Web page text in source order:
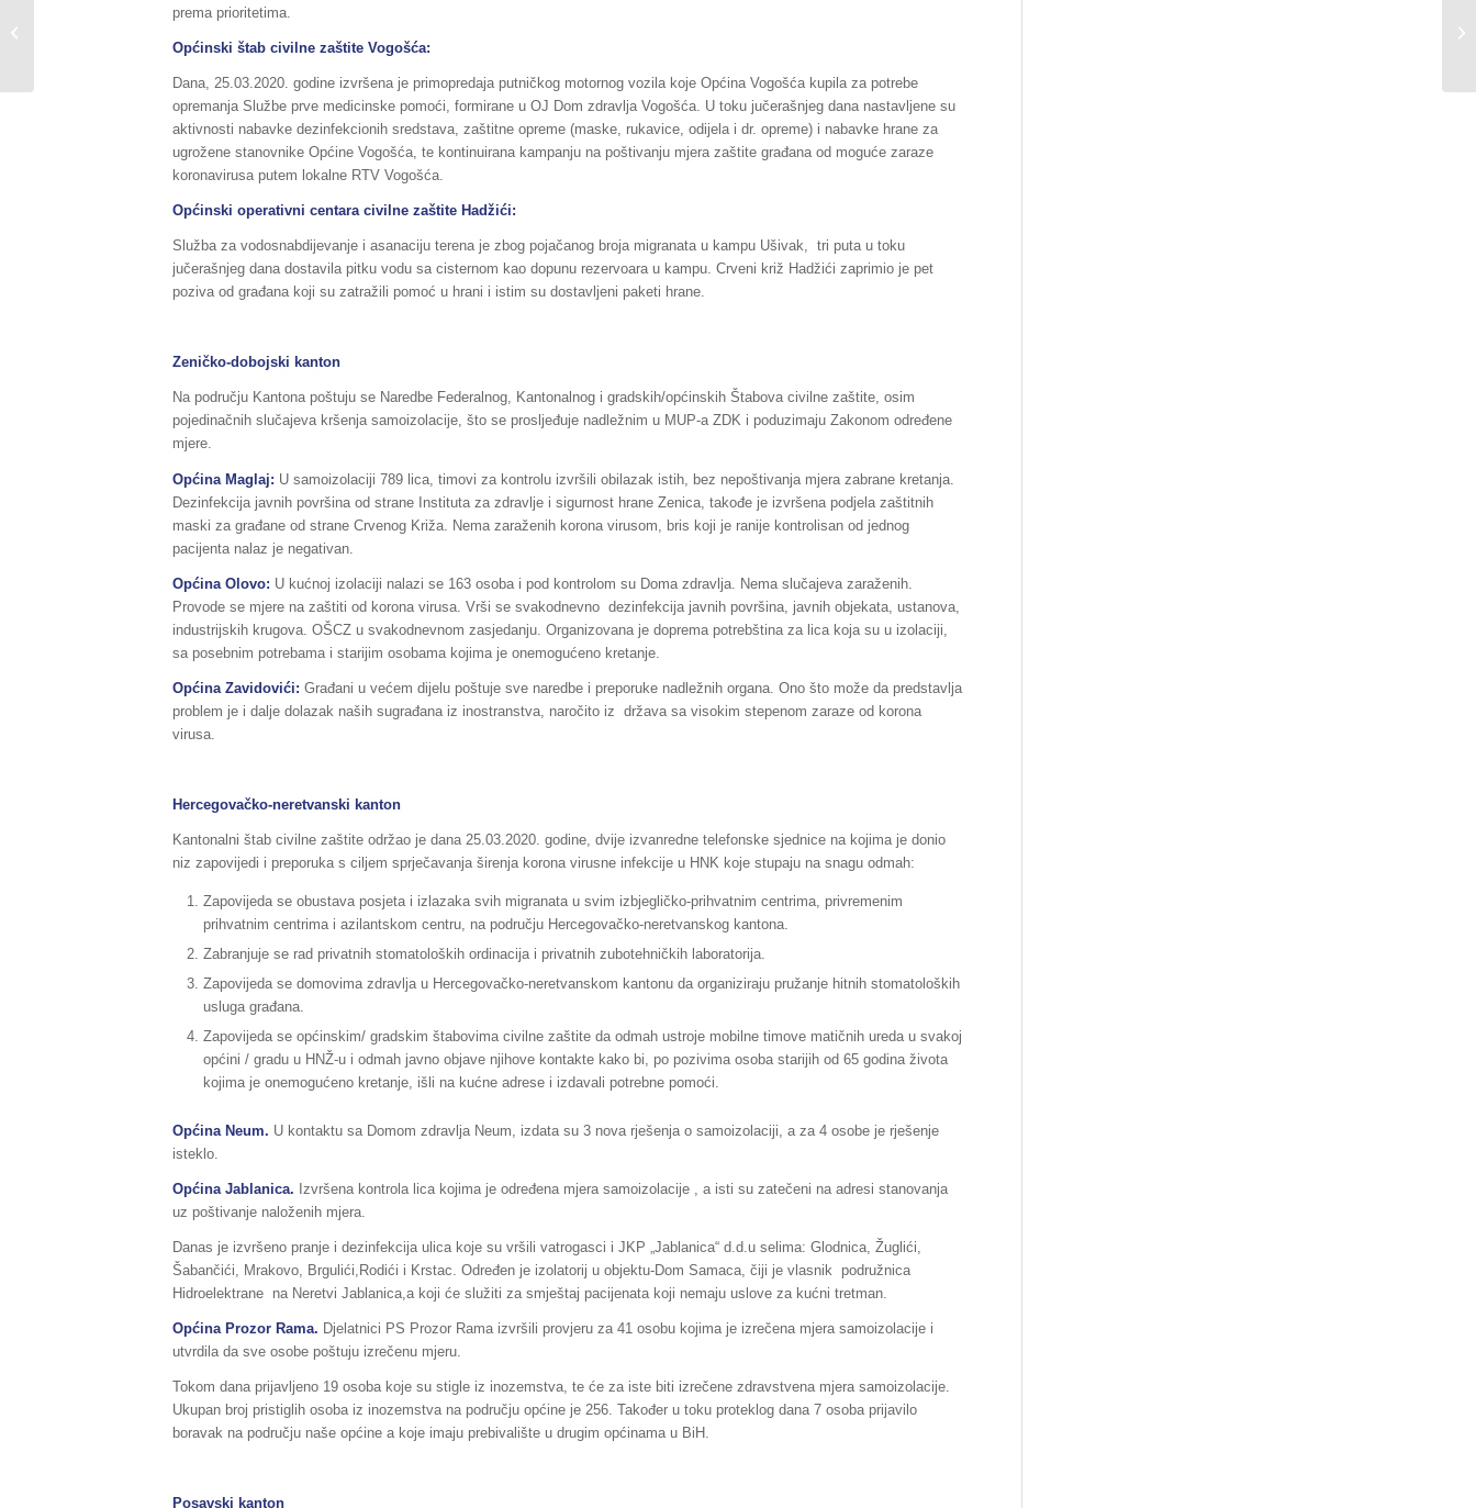
prema prioritetima.
Općinski štab civilne zaštite Vogošća:
Dana, 25.03.2020. godine izvršena je primopredaja putničkog motornog vozila koje Općina Vogošća kupila za potrebe
opremanja Službe prve medicinske pomoći, formirane u OJ Dom zdravlja Vogošća. U toku jučerašnjeg dana nastavljene su
aktivnosti nabavke dezinfekcionih sredstava, zaštitne opreme (maske, rukavice, odijela i dr. opreme) i nabavke hrane za
ugrožene stanovnike Općine Vogošća, te kontinuirana kampanju na poštivanju mjera zaštite građana od moguće zaraze
koronavirusa putem lokalne RTV Vogošća.
Općinski operativni centara civilne zaštite Hadžići:
Služba za vodosnabdijevanje i asanaciju terena je zbog pojačanog broja migranata u kampu Ušivak, tri puta u toku
jučerašnjeg dana dostavila pitku vodu sa cisternom kao dopunu rezervoara u kampu. Crveni križ Hadžići zaprimio je pet
poziva od građana koji su zatražili pomoć u hrani i istim su dostavljeni paketi hrane.
Zeničko-dobojski kanton
Na području Kantona poštuju se Naredbe Federalnog, Kantonalnog i gradskih/općinskih Štabova civilne zaštite, osim
pojedinačnih slučajeva kršenja samoizolacije, što se prosljeđuje nadležnim u MUP-a ZDK i poduzimaju Zakonom određene
mjere.
Općina Maglaj: U samoizolaciji 789 lica, timovi za kontrolu izvršili obilazak istih, bez nepoštivanja mjera zabrane kretanja.
Dezinfekcija javnih površina od strane Instituta za zdravlje i sigurnost hrane Zenica, takođe je izvršena podjela zaštitnih
maski za građane od strane Crvenog Križa. Nema zaraženih korona virusom, bris koji je ranije kontrolisan od jednog
pacijenta nalaz je negativan.
Općina Olovo: U kućnoj izolaciji nalazi se 163 osoba i pod kontrolom su Doma zdravlja. Nema slučajeva zaraženih.
Provode se mjere na zaštiti od korona virusa. Vrši se svakodnevno dezinfekcija javnih površina, javnih objekata, ustanova,
industrijskih krugova. OŠCZ u svakodnevnom zasjedanju. Organizovana je doprema potrebština za lica koja su u izolaciji,
sa posebnim potrebama i starijim osobama kojima je onemogućeno kretanje.
Općina Zavidovići: Građani u većem dijelu poštuje sve naredbe i preporuke nadležnih organa. Ono što može da predstavlja
problem je i dalje dolazak naših sugrađana iz inostranstva, naročito iz država sa visokim stepenom zaraze od korona
virusa.
Hercegovačko-neretvanski kanton
Kantonalni štab civilne zaštite održao je dana 25.03.2020. godine, dvije izvanredne telefonske sjednice na kojima je donio
niz zapovijedi i preporuka s ciljem sprječavanja širenja korona virusne infekcije u HNK koje stupaju na snagu odmah:
Zapovijeda se obustava posjeta i izlazaka svih migranata u svim izbjegličko-prihvatnim centrima, privremenim
prihvatnim centrima i azilantskom centru, na području Hercegovačko-neretvanskog kantona.
Zabranjuje se rad privatnih stomatoloških ordinacija i privatnih zubotehničkih laboratorija.
Zapovijeda se domovima zdravlja u Hercegovačko-neretvanskom kantonu da organiziraju pružanje hitnih stomatoloških
usluga građana.
Zapovijeda se općinskim/ gradskim štabovima civilne zaštite da odmah ustroje mobilne timove matičnih ureda u svakoj
općini / gradu u HNŽ-u i odmah javno objave njihove kontakte kako bi, po pozivima osoba starijih od 65 godina života
kojima je onemogućeno kretanje, išli na kućne adrese i izdavali potrebne pomoći.
Općina Neum. U kontaktu sa Domom zdravlja Neum, izdata su 3 nova rješenja o samoizolaciji, a za 4 osobe je rješenje
isteklo.
Općina Jablanica. Izvršena kontrola lica kojima je određena mjera samoizolacije , a isti su zatečeni na adresi stanovanja
uz poštivanje naloženih mjera.
Danas je izvršeno pranje i dezinfekcija ulica koje su vršili vatrogasci i JKP „Jablanica“ d.d.u selima: Glodnica, Žuglići,
Šabančići, Mrakovo, Brgulići,Rodići i Krstac. Određen je izolatorij u objektu-Dom Samaca, čiji je vlasnik podružnica
Hidroelektrane na Neretvi Jablanica,a koji će služiti za smještaj pacijenata koji nemaju uslove za kućni tretman.
Općina Prozor Rama. Djelatnici PS Prozor Rama izvršili provjeru za 41 osobu kojima je izrečena mjera samoizolacije i
utvrdila da sve osobe poštuju izrečenu mjeru.
Tokom dana prijavljeno 19 osoba koje su stigle iz inozemstva, te će za iste biti izrečene zdravstvena mjera samoizolacije.
Ukupan broj pristiglih osoba iz inozemstva na području općine je 256. Također u toku proteklog dana 7 osoba prijavilo
boravak na području naše općine a koje imaju prebivalište u drugim općinama u BiH.
Posavski kanton
zaštite danas održao 7.